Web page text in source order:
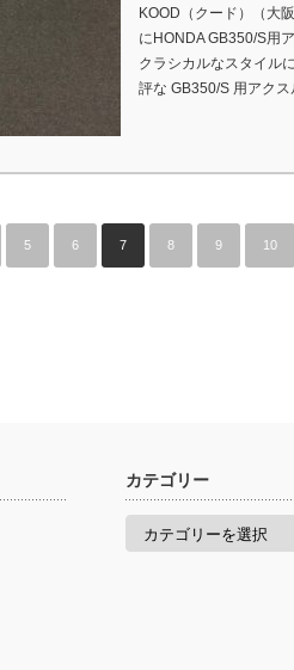
KOOD（クード）（大
にHONDA GB350/S用
クラシカルなスタイル
評な GB350/S 用アク
5 6 7 8 9 10
カテゴリー
カ